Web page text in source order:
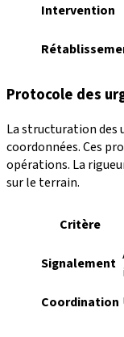
Intervention
Protocole des
La structuration des
coordonnées. Ces
opérations. La
sur le terrain.
Critère
Signalement
Coordination